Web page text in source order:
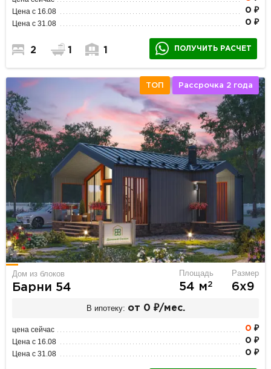
Цена с 16.08 0 ₽
Цена с 31.08 0 ₽
2 1 1 ПОЛУЧИТЬ РАСЧЕТ
ТОП Рассрочка 2 года
Дом из блоков
Барни 54
Площадь
54 м2
Размер
6х9
В ипотеку: от 0 ₽/мес.
цена сейчас 0 ₽
Цена с 16.08 0 ₽
Цена с 31.08 0 ₽